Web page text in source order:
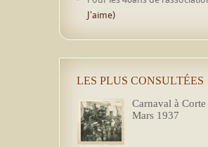
J'aime)
LES PLUS CONSULTÉES
Carnaval à Corte
Mars 1937